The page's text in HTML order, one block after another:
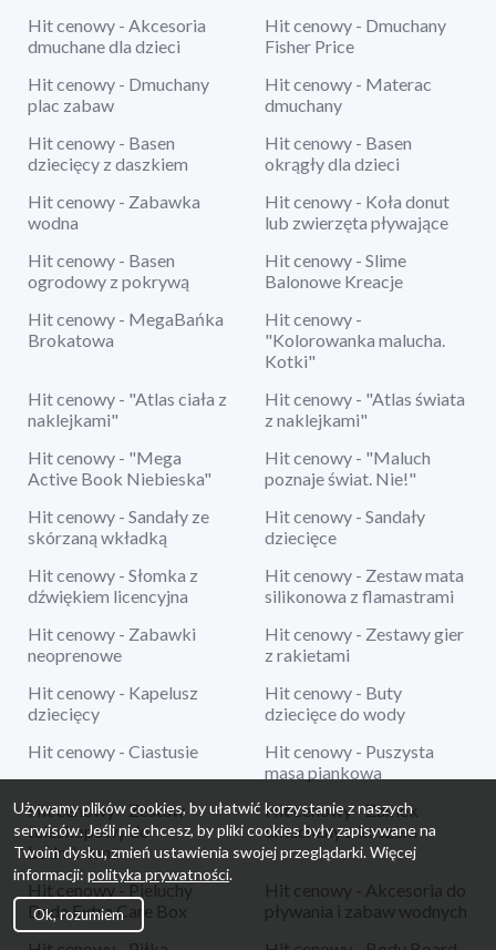
Hit cenowy - Akcesoria
dmuchane dla dzieci
Hit cenowy - Dmuchany
Fisher Price
Hit cenowy - Dmuchany
plac zabaw
Hit cenowy - Materac
dmuchany
Hit cenowy - Basen
dziecięcy z daszkiem
Hit cenowy - Basen
okrągły dla dzieci
Hit cenowy - Zabawka
wodna
Hit cenowy - Koła donut
lub zwierzęta pływające
Hit cenowy - Basen
ogrodowy z pokrywą
Hit cenowy - Slime
Balonowe Kreacje
Hit cenowy - MegaBańka
Brokatowa
Hit cenowy -
"Kolorowanka malucha.
Kotki"
Hit cenowy - "Atlas ciała z
naklejkami"
Hit cenowy - "Atlas świata
z naklejkami"
Hit cenowy - "Mega
Active Book Niebieska"
Hit cenowy - "Maluch
poznaje świat. Nie!"
Hit cenowy - Sandały ze
skórzaną wkładką
Hit cenowy - Sandały
dziecięce
Hit cenowy - Słomka z
dźwiękiem licencyjna
Hit cenowy - Zestaw mata
silikonowa z flamastrami
Hit cenowy - Zabawki
neoprenowe
Hit cenowy - Zestawy gier
z rakietami
Hit cenowy - Kapelusz
dziecięcy
Hit cenowy - Buty
dziecięce do wody
Hit cenowy - Ciastusie
Hit cenowy - Puszysta
masa piankowa
Hit cenowy - Zestaw
teleskopowy do
badmintona
Hit cenowy - Zamek
dmuchany z koszem
Hit cenowy - Pieluchy
Dada Extra Care Box
Hit cenowy - Akcesoria do
pływania i zabaw wodnych
Używamy plików cookies, by ułatwić korzystanie z naszych
serwisów. Jeśli nie chcesz, by pliki cookies były zapisywane na
Twoim dysku, zmień ustawienia swojej przeglądarki. Więcej
informacji: polityka prywatności.
Ok, rozumiem